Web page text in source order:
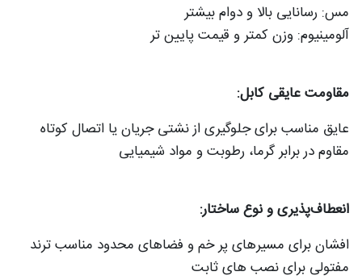
مس: رسانایی بالا و دوام بیشتر
آلومینیوم: وزن کمتر و قیمت پایین‌ تر
مقاومت عایقی کابل:
عایق مناسب برای جلوگیری از نشتی جریان یا اتصال کوتاه
مقاوم در برابر گرما، رطوبت و مواد شیمیایی
انعطاف‌پذیری و نوع ساختار:
افشان برای مسیرهای پر خم و فضاهای محدود مناسب‌ ترند
مفتولی برای نصب‌ های ثابت